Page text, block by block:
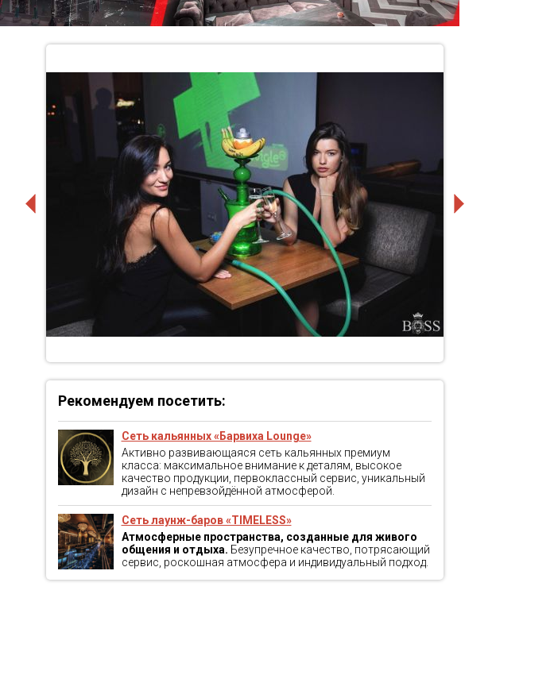
Рекомендуем посетить:
Сеть кальянных «Барвиха Lounge»
Активно развивающаяся сеть кальянных премиум
класса: максимальное внимание к деталям, высокое
качество продукции, первоклассный сервис, уникальный
дизайн с непревзойдённой атмосферой.
Сеть лаунж-баров «TIMELESS»
Атмосферные пространства, созданные для живого
общения и отдыха. Безупречное качество, потрясающий
сервис, роскошная атмосфера и индивидуальный подход.